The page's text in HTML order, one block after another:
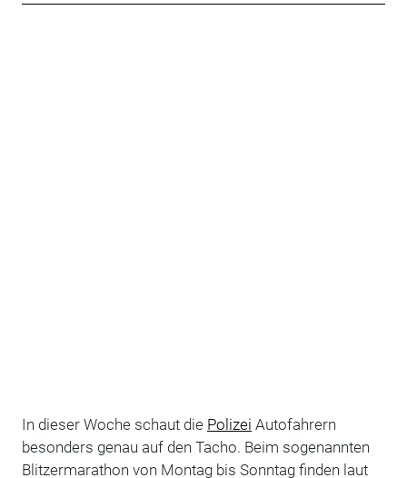
In dieser Woche schaut die Polizei Autofahrern
besonders genau auf den Tacho. Beim sogenannten
Blitzermarathon von Montag bis Sonntag finden laut